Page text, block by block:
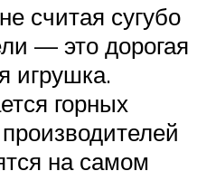
считая сугубо
— это дорогая
игрушка.
горных
на самом